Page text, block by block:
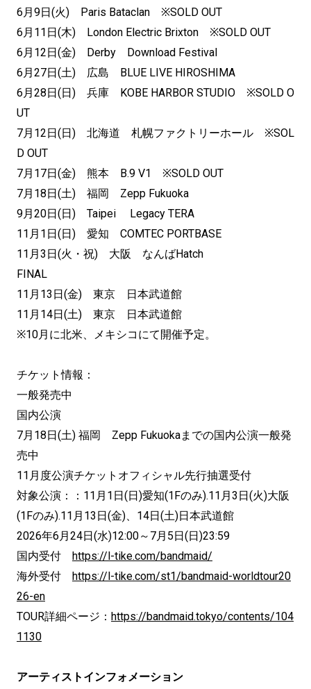
6月9日(火) Paris Bataclan ※SOLD OUT
6月11日(木) London Electric Brixton ※SOLD OUT
6月12日(金) Derby Download Festival
6月27日(土) 広島 BLUE LIVE HIROSHIMA
6月28日(日) 兵庫 KOBE HARBOR STUDIO ※SOLD O
UT
7月12日(日) 北海道 札幌ファクトリーホール ※SOL
D OUT
7月17日(金) 熊本 B.9 V1 ※SOLD OUT
7月18日(土) 福岡 Zepp Fukuoka
9月20日(日) Taipei Legacy TERA
11月1日(日) 愛知 COMTEC PORTBASE
11月3日(火・祝) 大阪 なんばHatch
FINAL
11月13日(金) 東京 日本武道館
11月14日(土) 東京 日本武道館
※10月に北米、メキシコにて開催予定。
チケット情報：
一般発売中
国内公演
7月18日(土) 福岡 Zepp Fukuokaまでの国内公演一般発
売中
11月度公演チケットオフィシャル先行抽選受付
対象公演：：11月1日(日)愛知(1Fのみ).11月3日(火)大阪
(1Fのみ).11月13日(金)、14日(土)日本武道館
2026年6月24日(水)12:00～7月5日(日)23:59
国内受付
https://l-tike.com/bandmaid/
海外受付
https://l-tike.com/st1/bandmaid-worldtour20
26-en
TOUR詳細ページ： https://bandmaid.tokyo/contents/104
1130
アーティストインフォメーション